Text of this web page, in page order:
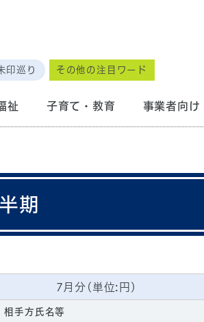
印巡り その他の注目ワード
祉 子育て・教育 事業者向け
期
7月分(単位:円)
相手方氏名等